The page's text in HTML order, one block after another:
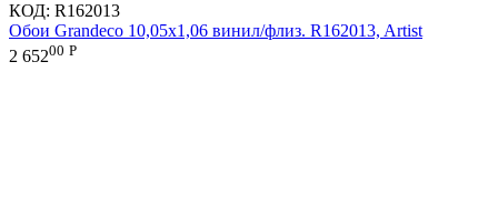
КОД: R162013
Обои Grandeco 10,05х1,06 винил/флиз. R162013, Artist
2 65200 Р